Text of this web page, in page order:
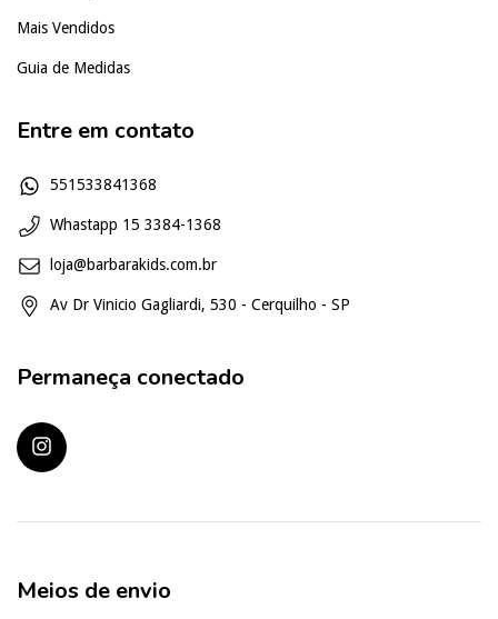
Mais Vendidos
Guia de Medidas
Entre em contato
551533841368
Whastapp 15 3384-1368
loja@barbarakids.com.br
Av Dr Vinicio Gagliardi, 530 - Cerquilho - SP
Permaneça conectado
Meios de envio